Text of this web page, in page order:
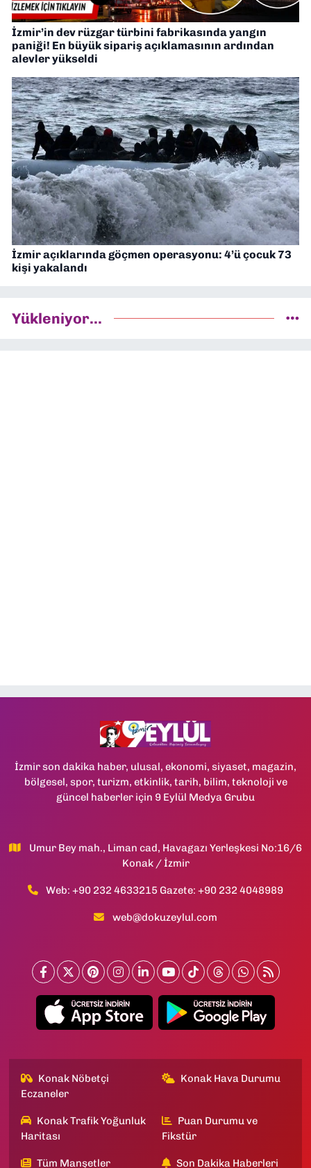
İzmir’in dev rüzgar türbini fabrikasında yangın
paniği! En büyük sipariş açıklamasının ardından
alevler yükseldi
İzmir açıklarında göçmen operasyonu: 4’ü çocuk 73
kişi yakalandı
Yükleniyor...
İzmir son dakika haber, ulusal, ekonomi, siyaset, magazin,
bölgesel, spor, turizm, etkinlik, tarih, bilim, teknoloji ve
güncel haberler için 9 Eylül Medya Grubu
Umur Bey mah., Liman cad, Havagazı Yerleşkesi No:16/6
Konak / İzmir
Web: +90 232 4633215 Gazete: +90 232 4048989
web@dokuzeylul.com
Konak Nöbetçi
Eczaneler
Konak Hava Durumu
Konak Trafik Yoğunluk
Haritası
Puan Durumu ve
Fikstür
Tüm Manşetler Son Dakika Haberleri